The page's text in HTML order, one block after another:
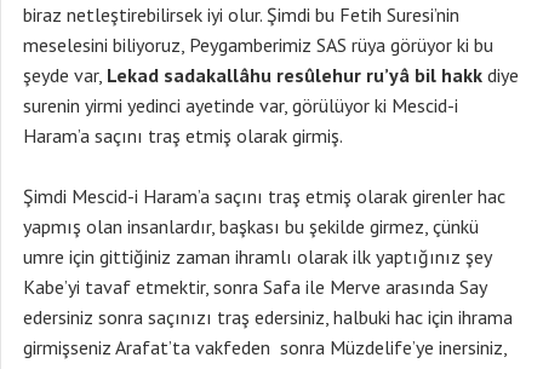
biraz netleştirebilirsek iyi olur. Şimdi bu Fetih Suresi’nin
meselesini biliyoruz, Peygamberimiz SAS rüya görüyor ki bu
şeyde var, Lekad sadakallâhu resûlehur ru’yâ bil hakk diye
surenin yirmi yedinci ayetinde var, görülüyor ki Mescid-i
Haram’a saçını traş etmiş olarak girmiş.
Şimdi Mescid-i Haram’a saçını traş etmiş olarak girenler hac
yapmış olan insanlardır, başkası bu şekilde girmez, çünkü
umre için gittiğiniz zaman ihramlı olarak ilk yaptığınız şey
Kabe’yi tavaf etmektir, sonra Safa ile Merve arasında Say
edersiniz sonra saçınızı traş edersiniz, halbuki hac için ihrama
girmişseniz Arafat’ta vakfeden sonra Müzdelife’ye inersiniz,